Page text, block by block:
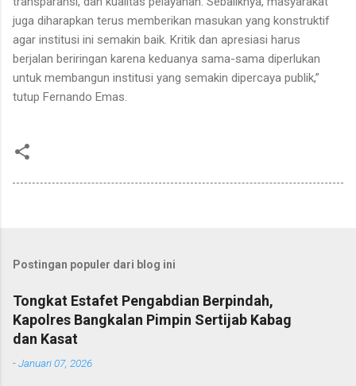
juga diharapkan terus memberikan masukan yang konstruktif
agar institusi ini semakin baik. Kritik dan apresiasi harus
berjalan beriringan karena keduanya sama-sama diperlukan
untuk membangun institusi yang semakin dipercaya publik,”
tutup Fernando Emas.
Postingan populer dari blog ini
Tongkat Estafet Pengabdian Berpindah,
Kapolres Bangkalan Pimpin Sertijab Kabag
dan Kasat
-Januari 07, 2026